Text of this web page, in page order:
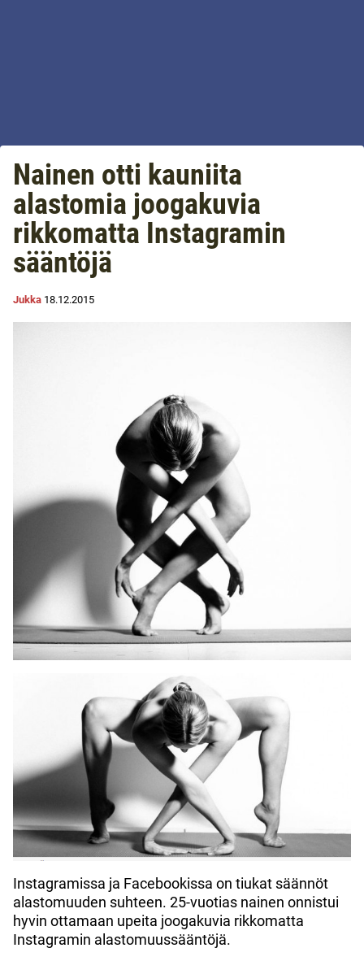
Nainen otti kauniita
alastomia joogakuvia
rikkomatta Instagramin
sääntöjä
Jukka 18.12.2015
Instagramissa ja Facebookissa on tiukat säännöt
alastomuuden suhteen. 25-vuotias nainen onnistui
hyvin ottamaan upeita joogakuvia rikkomatta
Instagramin alastomuussääntöjä.